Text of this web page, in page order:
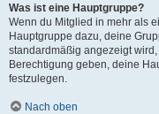
Was ist eine Hauptgruppe?
Wenn du Mitglied in mehr als
Hauptgruppe dazu, deine
standardmäßig angezeigt
Berechtigung geben, deine
festzulegen.
Nach oben